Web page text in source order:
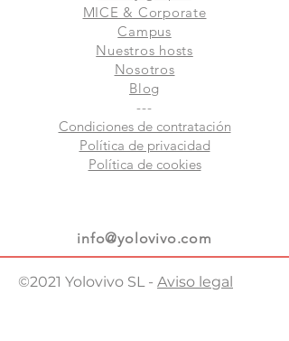
MICE & Corporate
Campus
Nuestros hosts
Nosotros
Blog
---
Condiciones de contratación
Política de privacidad
Política de cookies
info@yolovivo.com
©2021 Yolovivo SL - Aviso legal